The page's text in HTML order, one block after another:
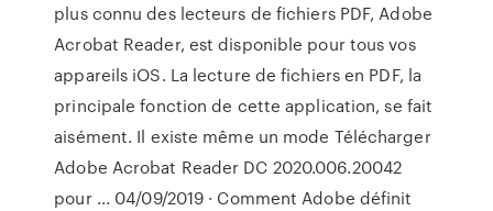
plus connu des lecteurs de fichiers PDF, Adobe
Acrobat Reader, est disponible pour tous vos
appareils iOS. La lecture de fichiers en PDF, la
principale fonction de cette application, se fait
aisément. Il existe même un mode Télécharger
Adobe Acrobat Reader DC 2020.006.20042
pour ... 04/09/2019 · Comment Adobe définit